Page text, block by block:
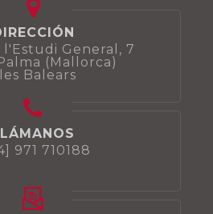
General, 7
(Mallorca)
Balears
971 710188